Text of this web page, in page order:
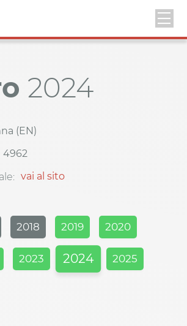
2024
(EN)
4962
vai al sito
2018 2019 2020
2023 2024 2025